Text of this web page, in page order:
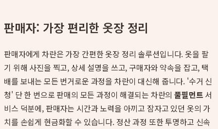
판매자: 가장 편리한 옷장 정리
판매자에게 차란은 가장 간편한 옷장 정리 솔루션입니다. 옷을 팔
기 위해 사진을 찍고, 상세 설명을 쓰고, 구매자와 약속을 잡고, 택
배를 보내는 모든 번거로운 과정을 차란이 대신해 줍니다. '수거 신
청' 단 한 번으로 판매의 모든 과정이 해결되는 차란의풀필먼트 서
비스 덕분에, 판매자는 시간과 노력을 아끼고 잠자고 있던 옷의 가
치를 손쉽게 현금화할 수 있습니다. 정산 과정 또한 투명하고 신속